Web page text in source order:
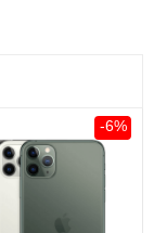
-6%